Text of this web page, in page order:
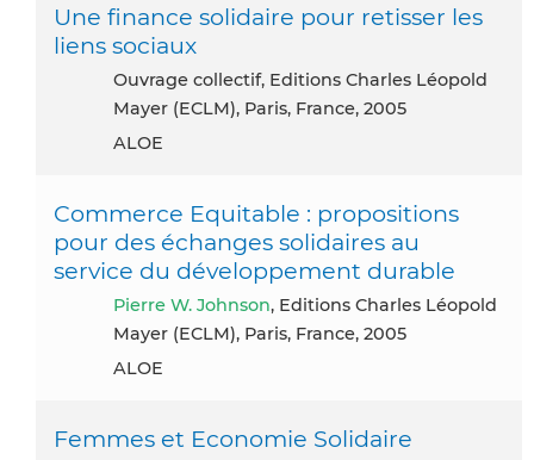
Une finance solidaire pour retisser les
liens sociaux
Ouvrage collectif, Editions Charles Léopold
Mayer (ECLM), Paris, France, 2005
ALOE
Commerce Equitable : propositions
pour des échanges solidaires au
service du développement durable
Pierre W. Johnson, Editions Charles Léopold
Mayer (ECLM), Paris, France, 2005
ALOE
Femmes et Economie Solidaire